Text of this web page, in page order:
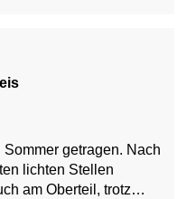
getragen. Nach
lichten Stellen
am Oberteil, trotz